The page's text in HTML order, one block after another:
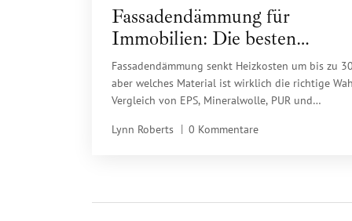
Fassadendämmung für
Immobilien: Die besten
Materialien im Vergleich 2025
Fassadendämmung senkt Heizkosten um bis zu
aber welches Material ist wirklich die richtige
Vergleich von EPS, Mineralwolle, PUR und
Expertenmeinungen und Förderhinweisen für
Lynn Roberts 0 Kommentare